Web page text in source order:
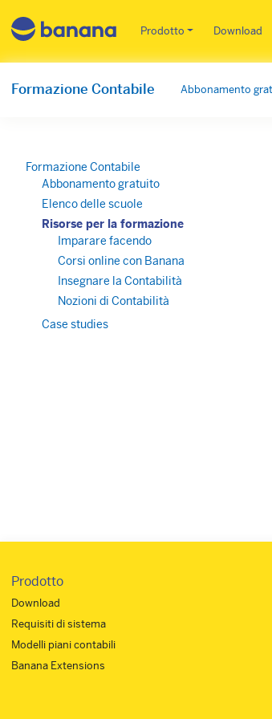
Main menu
Prodotto Download
Formazione Contabile Abbonamento
Formazione Contabile
Abbonamento gratuito
Elenco delle scuole
Risorse per la formazione
Imparare facendo
Corsi online con Banana
Insegnare la Contabilità
Nozioni di Contabilità
Case studies
Prodotto
Download
Requisiti di sistema
Modelli piani contabili
Banana Extensions